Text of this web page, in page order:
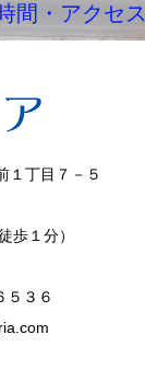
間・アクセス
１丁目７－５
歩１分）
５３６